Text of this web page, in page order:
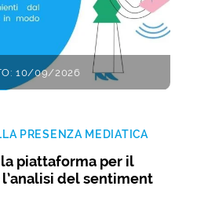
10/09/2026
PRESENZA MEDIATICA
piattaforma per il
del sentiment